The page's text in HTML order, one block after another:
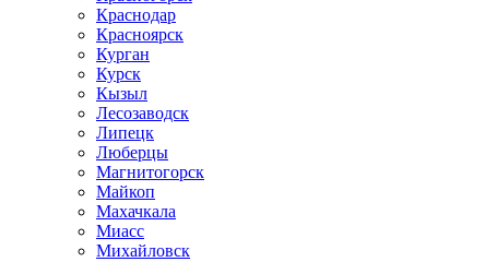
Краснодар
Красноярск
Курган
Курск
Кызыл
Лесозаводск
Липецк
Люберцы
Магнитогорск
Майкоп
Махачкала
Миасс
Михайловск